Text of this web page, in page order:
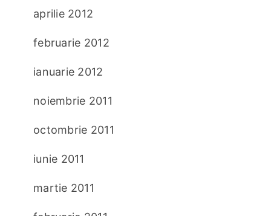
aprilie 2012
februarie 2012
ianuarie 2012
noiembrie 2011
octombrie 2011
iunie 2011
martie 2011